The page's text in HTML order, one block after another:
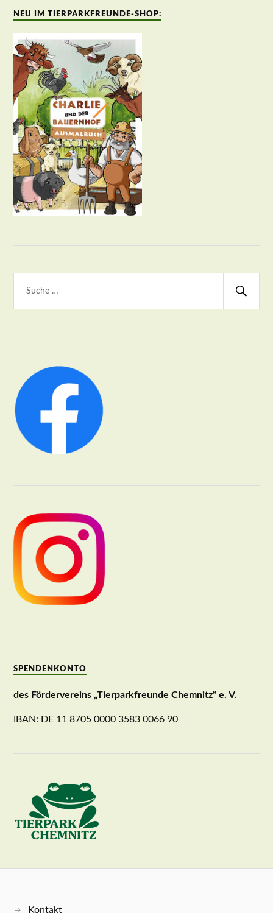
NEU IM TIERPARKFREUNDE-SHOP:
SPENDENKONTO
des Fördervereins „Tierparkfreunde Chemnitz“ e. V.
IBAN: DE 11 8705 0000 3583 0066 90
Kontakt